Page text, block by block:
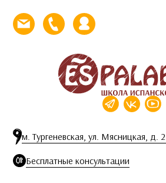
Напишите нам письмо
Позвоните намЛичный кабинет
м. Тургеневская, ул. Мясницкая, д.
Бесплатные консультации